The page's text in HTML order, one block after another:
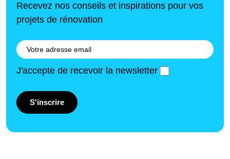
Recevez nos conseils et inspirations pour vos
projets de rénovation
J'accepte de recevoir la newsletter
S'inscrire